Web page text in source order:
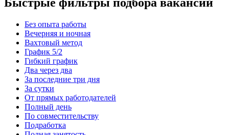
Без опыта работы
Вечерняя и ночная
Вахтовый метод
График 5/2
Гибкий график
Два через два
За последние три дня
За сутки
От прямых работодателей
Полный день
По совместительству
Подработка